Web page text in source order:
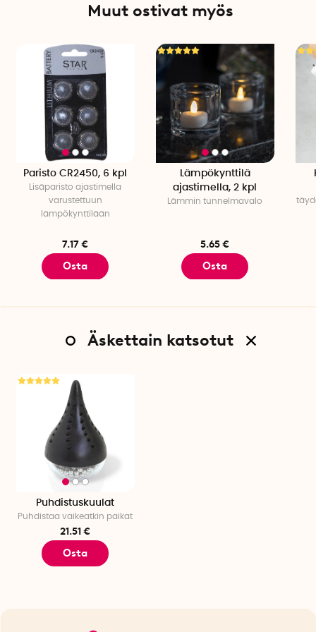
Muut ostivat myös
Paristo CR2450, 6 kpl
Lisäparisto ajastimella
varustettuun
lämpökynttilään
7.17 €
Osta
Lämpökynttilä
ajastimella, 2 kpl
Lämmin tunnelmavalo
5.65 €
Osta
Äskettain katsotut
Puhdistuskuulat
Puhdistaa vaikeatkin paikat
21.51 €
Osta